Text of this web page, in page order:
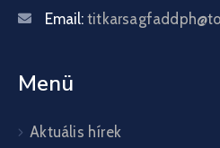
Email:
Menü
Aktuális hírek